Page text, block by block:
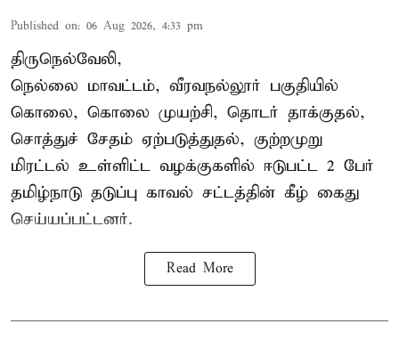
Published on: 06 Aug 2026, 4:33 pm
திருநெல்வேலி,
நெல்லை மாவட்டம், வீரவநல்லூர் பகுதியில்
கொலை, கொலை முயற்சி, தொடர் தாக்குதல்,
சொத்துச் சேதம் ஏற்படுத்துதல், குற்றமுறு
மிரட்டல் உள்ளிட்ட வழக்குகளில் ஈடுபட்ட 2 பேர்
தமிழ்நாடு தடுப்பு காவல் சட்டத்தின் கீழ் கைது
செய்யப்பட்டனர்.
Read More